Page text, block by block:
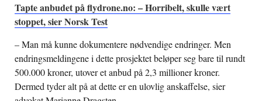
Tapte anbudet på flydrone.no: – Horribelt, skulle vært
stoppet, sier Norsk Test
– Man må kunne dokumentere nødvendige endringer. Men
endringsmeldingene i dette prosjektet beløper seg bare til rundt
500.000 kroner, utover et anbud på 2,3 millioner kroner.
Dermed tyder alt på at dette er en ulovlig anskaffelse, sier